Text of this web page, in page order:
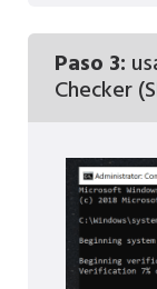
Paso 3:
Checker